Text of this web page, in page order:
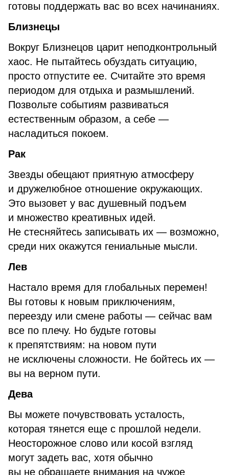
готовы поддержать вас во всех начинаниях.
Близнецы
Вокруг Близнецов царит неподконтрольный
хаос. Не пытайтесь обуздать ситуацию,
просто отпустите ее. Считайте это время
периодом для отдыха и размышлений.
Позвольте событиям развиваться
естественным образом, а себе —
насладиться покоем.
Рак
Звезды обещают приятную атмосферу
и дружелюбное отношение окружающих.
Это вызовет у вас душевный подъем
и множество креативных идей.
Не стесняйтесь записывать их — возможно,
среди них окажутся гениальные мысли.
Лев
Настало время для глобальных перемен!
Вы готовы к новым приключениям,
переезду или смене работы — сейчас вам
все по плечу. Но будьте готовы
к препятствиям: на новом пути
не исключены сложности. Не бойтесь их —
вы на верном пути.
Дева
Вы можете почувствовать усталость,
которая тянется еще с прошлой недели.
Неосторожное слово или косой взгляд
могут задеть вас, хотя обычно
вы не обращаете внимания на чужое